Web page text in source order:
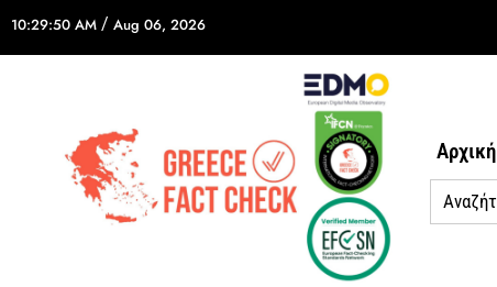
10:29:50 AM / Aug 06, 2026
Αρχική